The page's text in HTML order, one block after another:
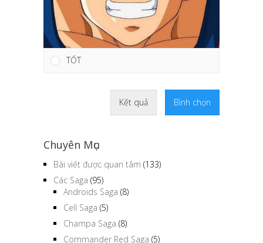
TỐT
Kết quả Bình chọn
Chuyên Mục
Bài viết được quan tâm (133)
Các Saga (95)
Androids Saga (8)
Cell Saga (5)
Champa Saga (8)
Commander Red Saga (5)